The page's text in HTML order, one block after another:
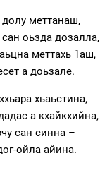
меттанаш,
оьзда дозалла,
меттахь 1аш,
а доьзале.
хьаьстина,
а кхайкхийна,
сан синна –
ойла айина.